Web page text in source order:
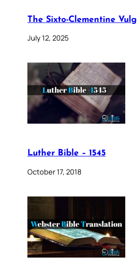
The Sixto-Clementine
July 12, 2025
Luther Bible – 1545
October 17, 2018